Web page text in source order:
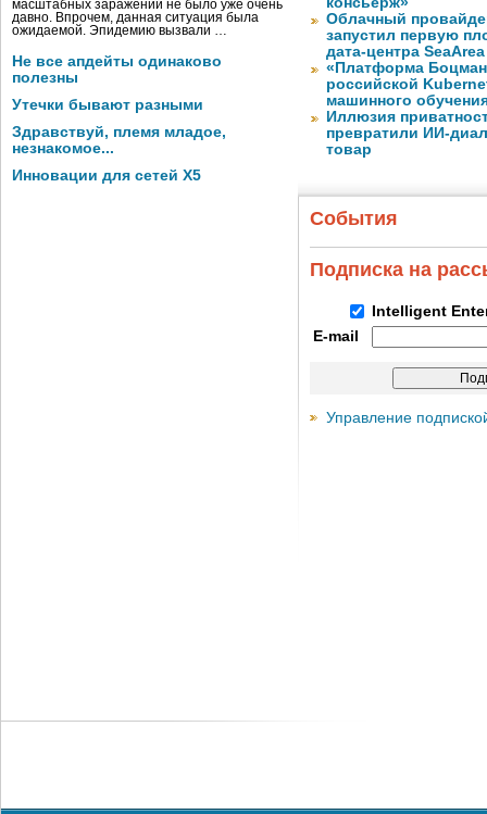
масштабных заражений не было уже очень
давно. Впрочем, данная ситуация была
ожидаемой. Эпидемию вызвали …
Не все апдейты одинаково
полезны
Утечки бывают разными
Здравствуй, племя младое,
незнакомое...
Инновации для сетей X5
Облачный
запустил первую
дата-центра
«Платформа
российской
машинного
Иллюзия
превратили ИИ-
товар
События
Подписка на
Intelligent
E-mail
Управление